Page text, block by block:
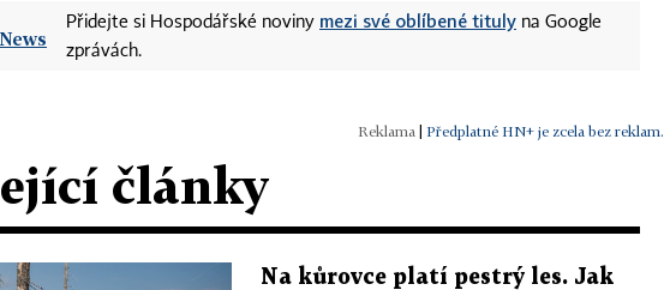
Přidejte si Hospodářské noviny mezi své oblíbené tituly na Google
zprávách.
| Předplatné HN+ je zcela bez reklam.
články
Na kůrovce platí pestrý les. Jak